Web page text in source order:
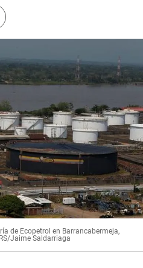
de Ecopetrol en Barrancabermeja,
Jaime Saldarriaga